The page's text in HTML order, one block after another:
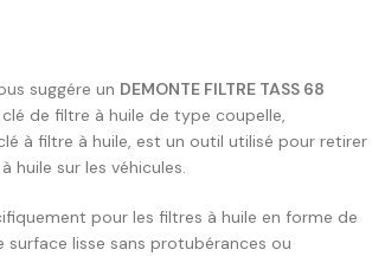
suggére un DEMONTE FILTRE TASS 68
clé de filtre à huile de type coupelle,
à filtre à huile, est un outil utilisé pour retirer
huile sur les véhicules.
pour les filtres à huile en forme de
surface lisse sans protubérances ou